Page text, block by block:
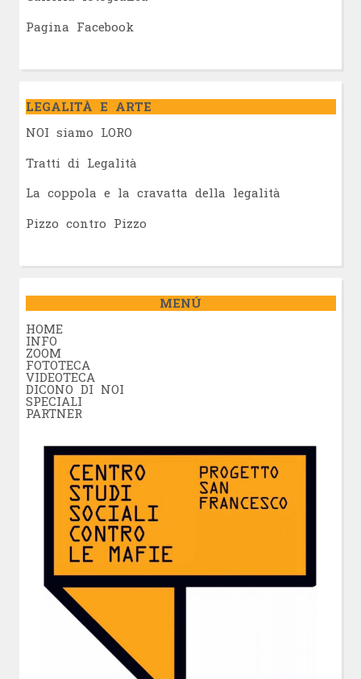
Pagina Facebook
LEGALITÀ E ARTE
NOI siamo LORO
Tratti di Legalità
La coppola e la cravatta della legalità
Pizzo contro Pizzo
MENÚ
HOME
INFO
ZOOM
FOTOTECA
VIDEOTECA
DICONO DI NOI
SPECIALI
PARTNER